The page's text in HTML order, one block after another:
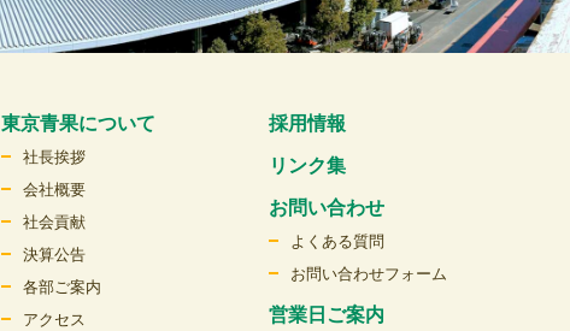
東京青果について
社長挨拶
会社概要
社会貢献
決算公告
各部ご案内
アクセス
採用情報
リンク集
お問い合わせ
よくある質問
お問い合わせフォーム
営業日ご案内